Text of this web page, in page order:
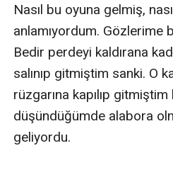
Nasıl bu oyuna gelmiş,
anlamıyordum. Gözlerime
Bedir perdeyi kaldırana
salınıp gitmiştim sanki. O
rüzgarına kapılıp
düşündüğümde alabora
geliyordu.